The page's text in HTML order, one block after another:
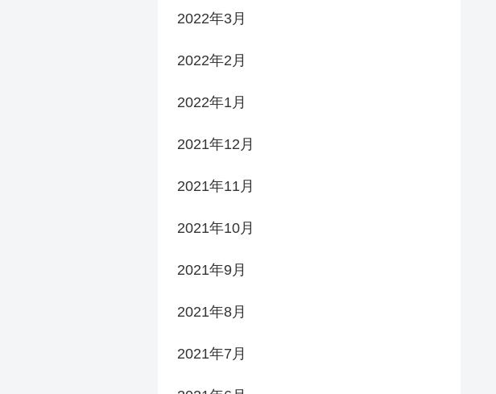
2022年3月
2022年2月
2022年1月
2021年12月
2021年11月
2021年10月
2021年9月
2021年8月
2021年7月